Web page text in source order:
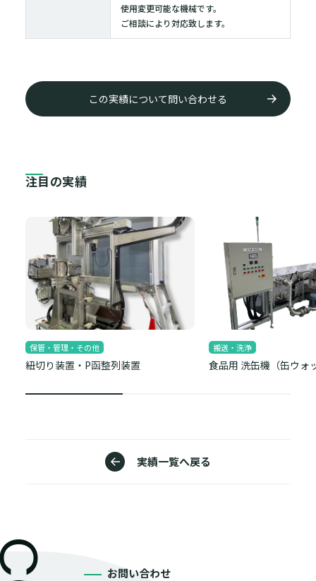
使用変更可能な機械です。
ご相談により対応致します。
この実績について問い合わせる
注目の実績
保管・管理・その他
紐切り装置・P函整列装置
搬送・洗浄
食品用 洗缶機（缶ウォ
実績一覧へ戻る
お問い合わせ